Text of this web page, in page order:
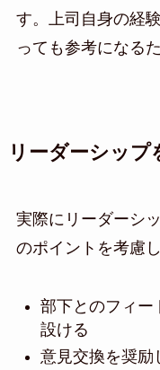
す。上司自身の経
っても参考になる
リーダーシッ
実際にリーダーシ
のポイントを考慮
部下とのフィー
設ける
意見交換を奨励